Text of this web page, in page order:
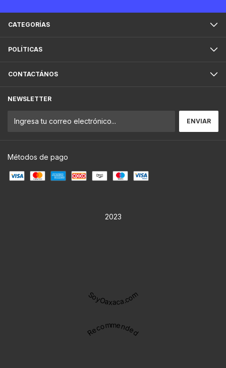
CATEGORÍAS
POLÍTICAS
CONTACTÁNOS
NEWSLETTER
Métodos de pago
2023
SoyOaxaca.com
Recommended